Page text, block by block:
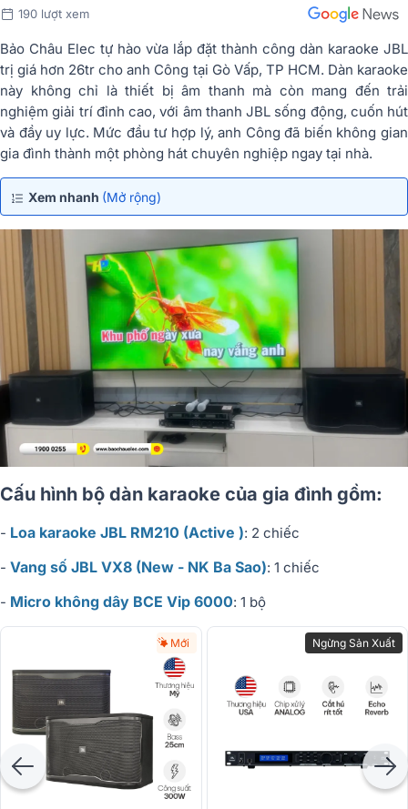
190 lượt xem
Bảo Châu Elec tự hào vừa lắp đặt thành công dàn karaoke JBL
trị giá hơn 26tr cho anh Công tại Gò Vấp, TP HCM. Dàn karaoke
này không chỉ là thiết bị âm thanh mà còn mang đến trải
nghiệm giải trí đỉnh cao, với âm thanh JBL sống động, cuốn hút
và đầy uy lực. Mức đầu tư hợp lý, anh Công đã biến không gian
gia đình thành một phòng hát chuyên nghiệp ngay tại nhà.
Xem nhanh (Mở rộng)
Cấu hình bộ dàn karaoke của gia đình gồm:
- Loa karaoke JBL RM210 (Active ): 2 chiếc
- Vang số JBL VX8 (New - NK Ba Sao): 1 chiếc
- Micro không dây BCE Vip 6000: 1 bộ
Mới Ngừng Sản Xuất